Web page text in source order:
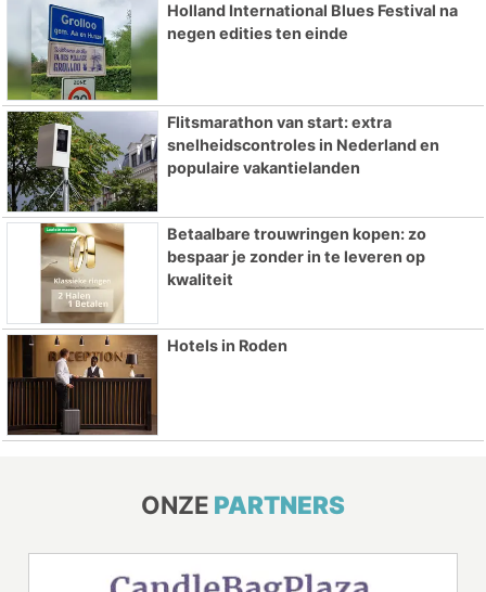
Holland International Blues Festival na
negen edities ten einde
Flitsmarathon van start: extra
snelheidscontroles in Nederland en
populaire vakantielanden
Betaalbare trouwringen kopen: zo
bespaar je zonder in te leveren op
kwaliteit
Hotels in Roden
ONZE PARTNERS